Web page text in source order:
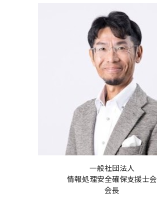
一般社団法人
情報処理安全確保支援士会
会長